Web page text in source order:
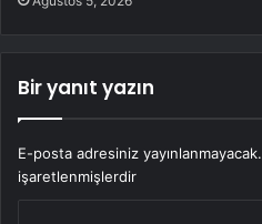
Bir yanıt yazın
E-posta adresiniz yayınlanmayacak.
işaretlenmişlerdir